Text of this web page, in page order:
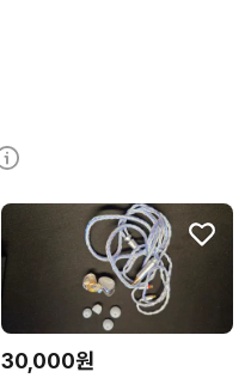
30,000원